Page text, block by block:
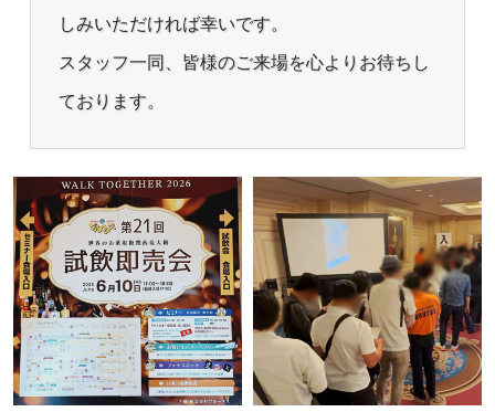
しみいただければ幸いです。
スタッフ一同、皆様のご来場を心よりお待ちし
ております。